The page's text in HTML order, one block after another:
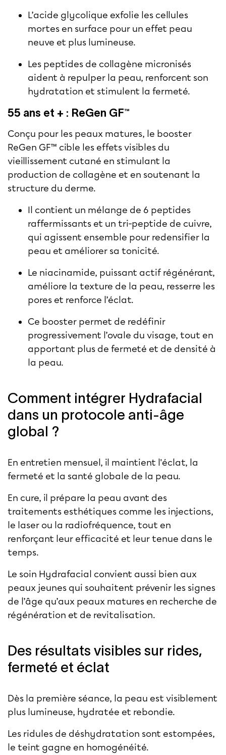
L’acide glycolique exfolie les cellules
mortes en surface pour un effet peau
neuve et plus lumineuse.
Les peptides de collagène micronisés
aident à repulper la peau, renforcent son
hydratation et stimulent la fermeté.
55 ans et + : ReGen GF™
Conçu pour les peaux matures, le booster
ReGen GF™ cible les effets visibles du
vieillissement cutané en stimulant la
production de collagène et en soutenant la
structure du derme.
Il contient un mélange de 6 peptides
raffermissants et un tri-peptide de cuivre,
qui agissent ensemble pour redensifier la
peau et améliorer sa tonicité.
Le niacinamide, puissant actif régénérant,
améliore la texture de la peau, resserre les
pores et renforce l’éclat.
Ce booster permet de redéfinir
progressivement l’ovale du visage, tout en
apportant plus de fermeté et de densité à
la peau.
Comment intégrer Hydrafacial
dans un protocole anti-âge
global ?
En entretien mensuel, il maintient l'éclat, la
fermeté et la santé globale de la peau.
En cure, il prépare la peau avant des
traitements esthétiques comme les injections,
le laser ou la radiofréquence, tout en
renforçant leur efficacité et leur tenue dans le
temps.
Le soin Hydrafacial convient aussi bien aux
peaux jeunes qui souhaitent prévenir les signes
de l’âge qu’aux peaux matures en recherche de
régénération et de revitalisation.
Des résultats visibles sur rides,
fermeté et éclat
Dès la première séance, la peau est visiblement
plus lumineuse, hydratée et rebondie.
Les ridules de déshydratation sont estompées,
le teint gagne en homogénéité.